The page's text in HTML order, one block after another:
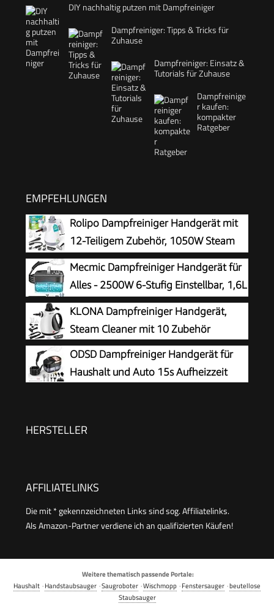
DIY nachhaltig putzen mit Dampfreiniger
Dampfreiniger: Tipps & Tricks für
Zuhause
Dampfreiniger: Einsatz &
Tutorials für Zuhause
Dampfreinige
r kaufen:
kompakter
Ratgeber
EMPFEHLUNGEN
Rolipo Dampfreiniger Handgerät mit
12-Teiligem Zubehör, 1050W Steam
Cleaner für Haushalt, Küche, Bad,
Fenster, Polster & Auto–100% Chemiefrei,
Hochdruck-Dampf gegen Schmutz Fett &
Bakterien
Mecmic Dampfreiniger Handgerät für
Alles - 2500W 6-Stufig Einstellbar, 1,6L
Wassertank, 120 °C Dampf, 15s
Aufheizzeit, Tragbar mit 10 Zubehörteilen,
Dampfreinigung für Boden,
Polstermöbel,Fenster,Auto
KLONA Dampfreiniger Handgerät,
Steam Cleaner mit 10 Zubehör
ODSD Dampfreiniger Handgerät für
Haushalt und Auto 15s Aufheizzeit
HERSTELLER
AFFILIATELINKS
Die mit * gekennzeichneten Links sind sog. Affiliatelinks.
Als Amazon-Partner verdiene ich an qualifizierten Käufen!
Weitere thematisch passende Portale:
Haushalt ·Handstaubsauger ·Saugroboter ·Wischmopp ·Fenstersauger ·beutellose
Staubsauger